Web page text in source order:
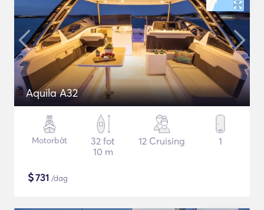
Aquila A32
Motorbåt
32 fot
10 m
12 Cruising 1
$731 /dag